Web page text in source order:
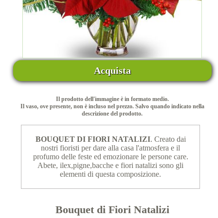
Acquista
Il prodotto dell'immagine è in formato medio.
Il vaso, ove presente, non è incluso nel prezzo. Salvo quando indicato nella
descrizione del prodotto.
BOUQUET DI FIORI NATALIZI. Creato dai
nostri fioristi per dare alla casa l'atmosfera e il
profumo delle feste ed emozionare le persone care.
Abete, ilex,pigne,bacche e fiori natalizi sono gli
elementi di questa composizione.
Bouquet di Fiori Natalizi